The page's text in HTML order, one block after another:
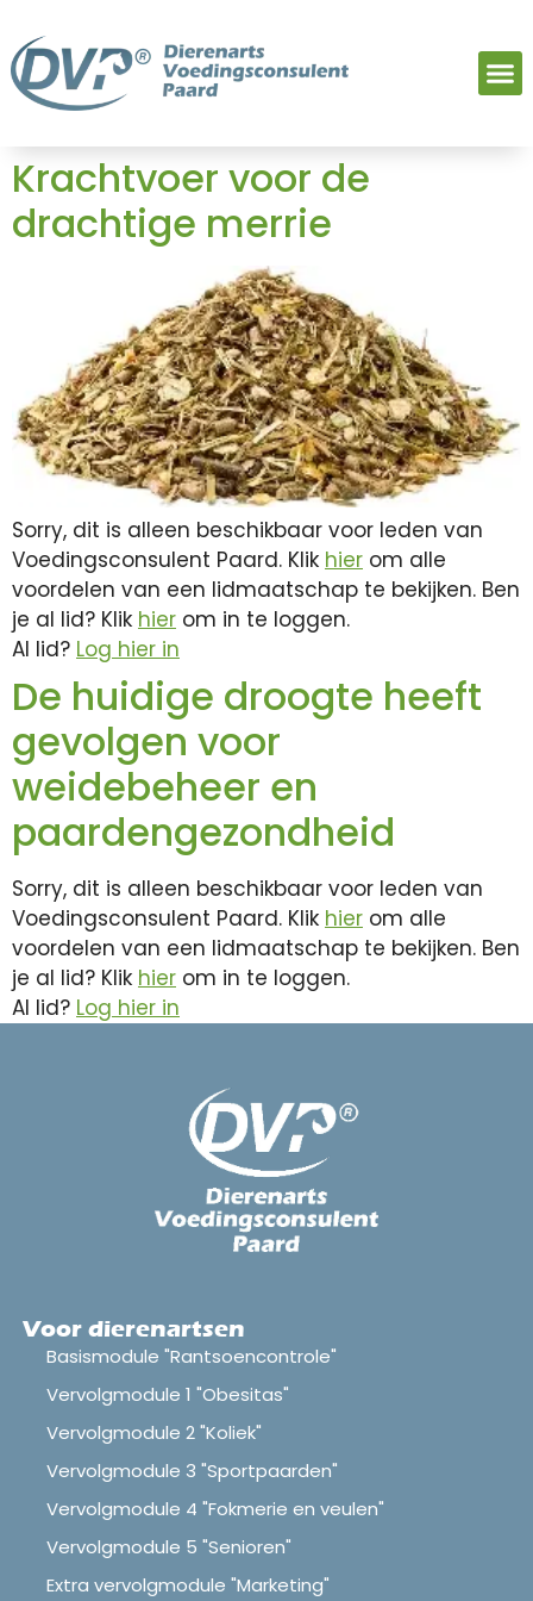
Krachtvoer voor de
drachtige merrie
Sorry, dit is alleen beschikbaar voor leden van
Voedingsconsulent Paard. Klik hier om alle
voordelen van een lidmaatschap te bekijken. Ben
je al lid? Klik hier om in te loggen.
Al lid? Log hier in
De huidige droogte heeft
gevolgen voor
weidebeheer en
paardengezondheid
Sorry, dit is alleen beschikbaar voor leden van
Voedingsconsulent Paard. Klik hier om alle
voordelen van een lidmaatschap te bekijken. Ben
je al lid? Klik hier om in te loggen.
Al lid? Log hier in
Voor dierenartsen
Basismodule "Rantsoencontrole"
Vervolgmodule 1 "Obesitas"
Vervolgmodule 2 "Koliek"
Vervolgmodule 3 "Sportpaarden"
Vervolgmodule 4 "Fokmerie en veulen"
Vervolgmodule 5 "Senioren"
Extra vervolgmodule "Marketing"